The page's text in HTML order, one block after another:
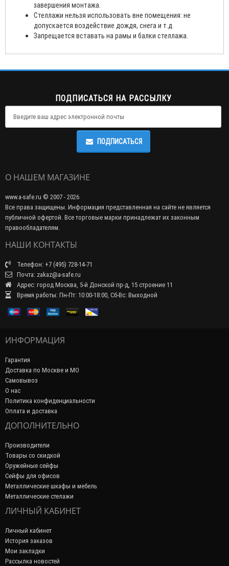
завершения монтажа.
Стеллажи нельзя использовать вне помещения: не
допускается воздействие дождя, снега и т.д.
Запрещается вставать на рамы и балки стеллажа.
ПОДПИСАТЬСЯ НА РАССЫЛКУ
ПОДПИСАТЬСЯ
О НАШЕМ МАГАЗИНЕ
www.a-safe.ru © 2007 - 2026
Все права защищены. Информация представленная на сайте не является
публичной офертой. Все торговые марки принадлежат их законным
правообладателям.
НАШИ КОНТАКТЫ
Телефон: +7 (495) 728-14-71
Почта: zakaz@a-safe.ru
Адрес: город Москва, 5-й Донской пр-д, 15 строение 11
Время работы: Пн-Пт: 10:00-18:00, Сб-Вс: Выходной
ИНФОРМАЦИЯ
Гарантия
Доставка по Москве и МО
Самовывоз
О нас
Политика конфиденциальности
Оплата и доставка
ДОПОЛНИТЕЛЬНО
Производители
Товары со скидкой
Оружейные сейфы
Сейфы для офисов
Металлические шкафы и мебель
Металлические стелажи
ЛИЧНЫЙ КАБИНЕТ
Личный кабинет
История заказов
Мои закладки
Рассылка новостей